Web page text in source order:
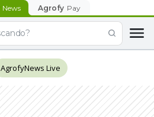
News Agrofy Pay
AgrofyNews Live